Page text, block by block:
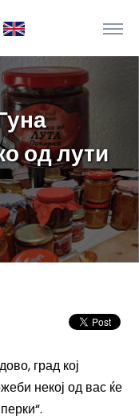
од лути
град кој
некој од вас ќе